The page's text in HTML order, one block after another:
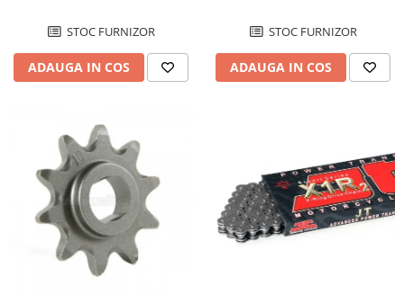
STOC FURNIZOR
ADAUGA IN COS
STOC FURNIZOR
ADAUGA IN COS